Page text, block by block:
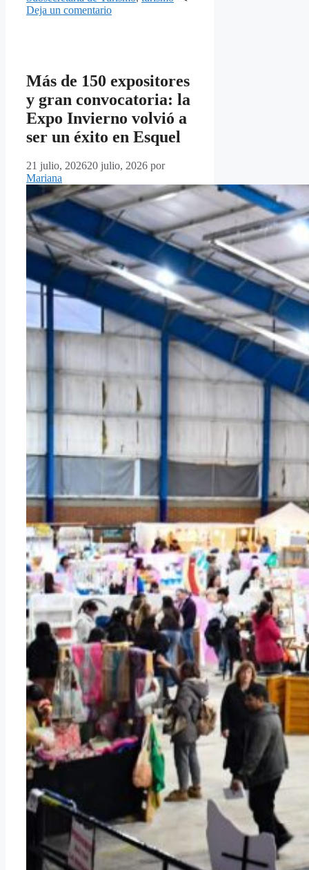
Deja un comentario
Más de 150 expositores
y gran convocatoria: la
Expo Invierno volvió a
ser un éxito en Esquel
21 julio, 202620 julio, 2026 por
Mariana